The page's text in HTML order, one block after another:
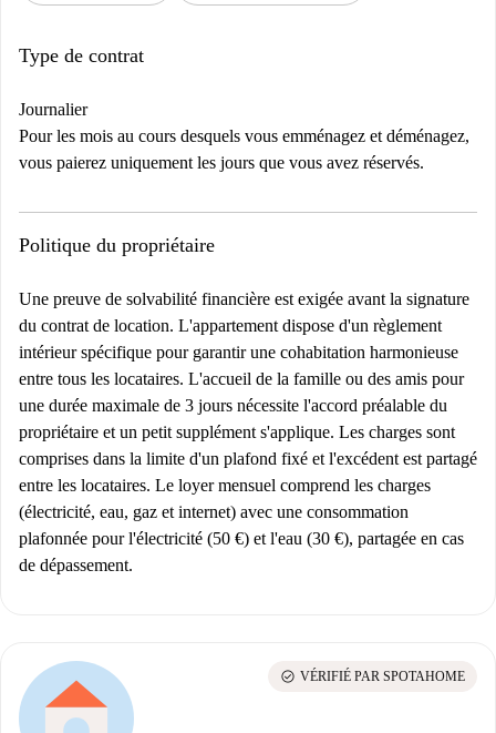
Type de contrat
Journalier
Pour les mois au cours desquels vous emménagez et déménagez,
vous paierez uniquement les jours que vous avez réservés.
Politique du propriétaire
Une preuve de solvabilité financière est exigée avant la signature
du contrat de location. L'appartement dispose d'un règlement
intérieur spécifique pour garantir une cohabitation harmonieuse
entre tous les locataires. L'accueil de la famille ou des amis pour
une durée maximale de 3 jours nécessite l'accord préalable du
propriétaire et un petit supplément s'applique. Les charges sont
comprises dans la limite d'un plafond fixé et l'excédent est partagé
entre les locataires. Le loyer mensuel comprend les charges
(électricité, eau, gaz et internet) avec une consommation
plafonnée pour l'électricité (50 €) et l'eau (30 €), partagée en cas
de dépassement.
check_circle VÉRIFIÉ PAR SPOTAHOME